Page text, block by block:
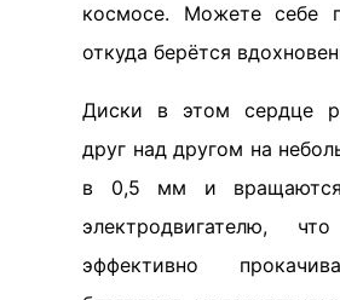
космосе. Можете себе
откуда берётся
Диски в этом сердце
друг над другом на
в 0,5 мм и вращаются
электродвигателю,
эффективно